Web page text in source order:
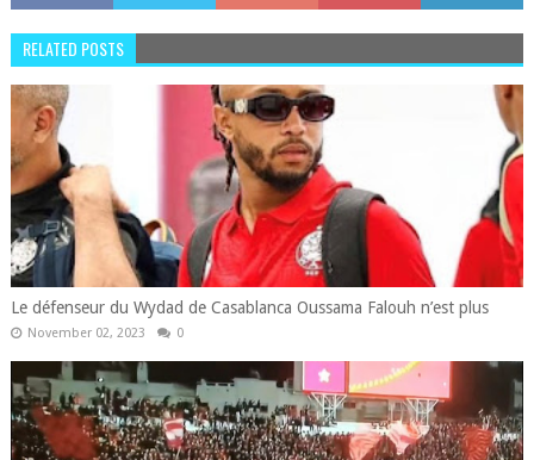
RELATED POSTS
Le défenseur du Wydad de Casablanca Oussama Falouh n’est plus
November 02, 2023 0